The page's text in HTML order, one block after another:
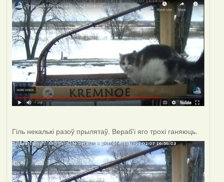
Гіль некалькі разоў прылятаў. Вераб'і яго трохі ганяюць.